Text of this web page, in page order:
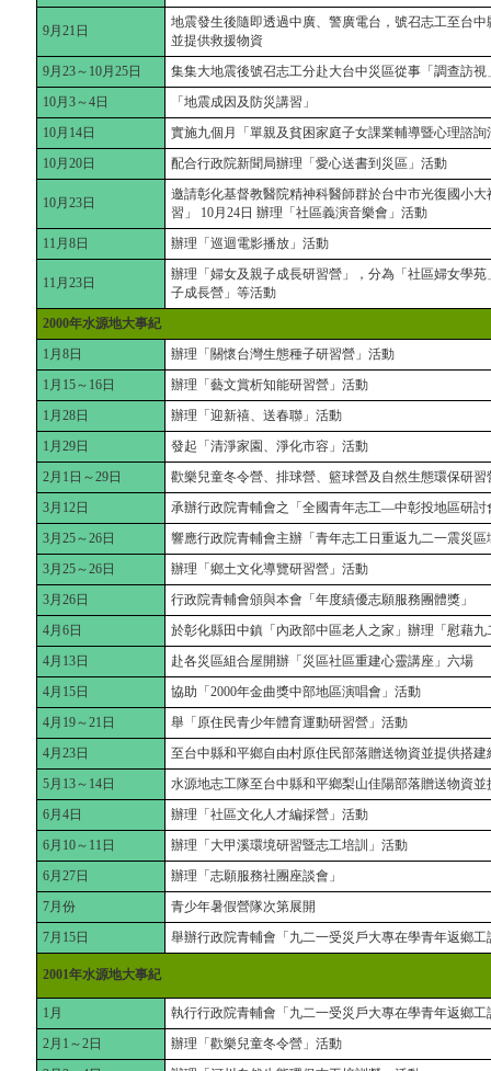
9月21日
地震發生後隨即透過中廣、警廣電台，號召志工至台
並提供救援物資
9月23～10月25日
集集大地震後號召志工分赴大台中災區從事「調查訪
10月3～4日
「地震成因及防災講習」
10月14日
實施九個月「單親及貧困家庭子女課業輔導暨心理諮詢
10月20日
配合行政院新聞局辦理「愛心送書到災區」活動
10月23日
邀請彰化基督教醫院精神科醫師群於台中市光復國小
習」 10月24日 辦理「社區義演音樂會」活動
11月8日
辦理「巡迴電影播放」活動
11月23日
辦理「婦女及親子成長研習營」，分為「社區婦女學
子成長營」等活動
2000年水源地大事紀
1月8日
辦理「關懷台灣生態種子研習營」活動
1月15～16日
辦理「藝文賞析知能研習營」活動
1月28日
辦理「迎新禧、送春聯」活動
1月29日
發起「清淨家園、淨化市容」活動
2月1日～29日
歡樂兒童冬令營、排球營、籃球營及自然生態環保研
3月12日
承辦行政院青輔會之「全國青年志工—中彰投地區研討
3月25～26日
響應行政院青輔會主辦「青年志工日重返九二一震災區
3月25～26日
辦理「鄉土文化導覽研習營」活動
3月26日
行政院青輔會頒與本會「年度績優志願服務團體獎」
4月6日
於彰化縣田中鎮「內政部中區老人之家」辦理「慰藉
4月13日
赴各災區組合屋開辦「災區社區重建心靈講座」六場
4月15日
協助「2000年金曲獎中部地區演唱會」活動
4月19～21日
舉「原住民青少年體育運動研習營」活動
4月23日
至台中縣和平鄉自由村原住民部落贈送物資並提供搭
5月13～14日
水源地志工隊至台中縣和平鄉梨山佳陽部落贈送物資並
6月4日
辦理「社區文化人才編採營」活動
6月10～11日
辦理「大甲溪環境研習暨志工培訓」活動
6月27日
辦理「志願服務社團座談會」
7月份
青少年暑假營隊次第展開
7月15日
舉辦行政院青輔會「九二一受災戶大專在學青年返鄉
2001年水源地大事紀
1月
執行行政院青輔會「九二一受災戶大專在學青年返鄉工
2月1～2日
辦理「歡樂兒童冬令營」活動